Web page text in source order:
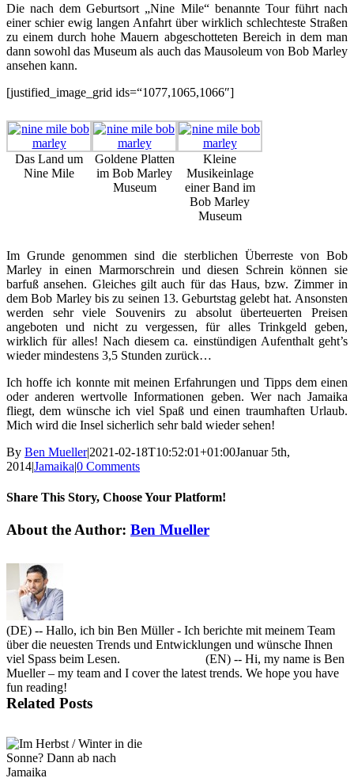
Die nach dem Geburtsort „Nine Mile“ benannte Tour führt nach
einer schier ewig langen Anfahrt über wirklich schlechteste Straßen
zu einem durch hohe Mauern abgeschotteten Bereich in dem man
dann sowohl das Museum als auch das Mausoleum von Bob Marley
ansehen kann.
[justified_image_grid ids=“1077,1065,1066″]
Das Land um
Nine Mile
Goldene Platten
im Bob Marley
Museum
Kleine
Musikeinlage
einer Band im
Bob Marley
Museum
Im Grunde genommen sind die sterblichen Überreste von Bob
Marley in einen Marmorschrein und diesen Schrein können sie
barfuß ansehen. Gleiches gilt auch für das Haus, bzw. Zimmer in
dem Bob Marley bis zu seinen 13. Geburtstag gelebt hat. Ansonsten
werden sehr viele Souvenirs zu absolut überteuerten Preisen
angeboten und nicht zu vergessen, für alles Trinkgeld geben,
wirklich für alles! Nach diesem ca. einstündigen Aufenthalt geht’s
wieder mindestens 3,5 Stunden zurück…
Ich hoffe ich konnte mit meinen Erfahrungen und Tipps dem einen
oder anderen wertvolle Informationen geben. Wer nach Jamaika
fliegt, dem wünsche ich viel Spaß und einen traumhaften Urlaub.
Mich wird die Insel sicherlich sehr bald wieder sehen!
By Ben Mueller|2021-02-18T10:52:01+01:00Januar 5th,
2014|Jamaika|0 Comments
Share This Story, Choose Your Platform!
Facebook
X
Reddit
LinkedIn
Tumblr
Pinterest
Vk
Email
About the Author: Ben Mueller
(DE) -- Hallo, ich bin Ben Müller - Ich berichte mit meinem Team
über die neuesten Trends und Entwicklungen und wünsche Ihnen
viel Spass beim Lesen. (EN) -- Hi, my name is Ben
Mueller – my team and I cover the latest trends. We hope you have
fun reading!
Related Posts